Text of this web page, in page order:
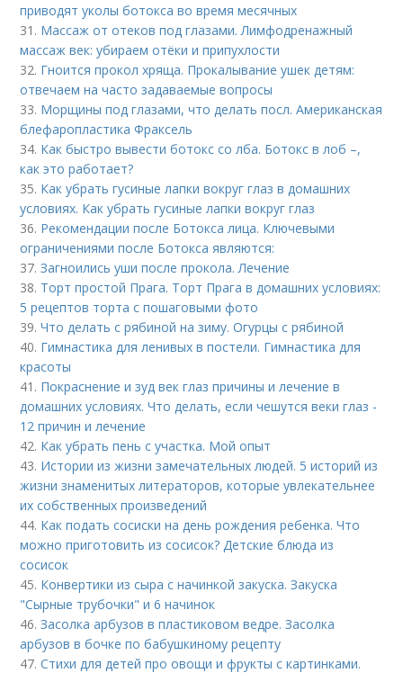
приводят уколы ботокса во время месячных
31. Массаж от отеков под глазами. Лимфодренажный
массаж век: убираем отёки и припухлости
32. Гноится прокол хряща. Прокалывание ушек детям:
отвечаем на часто задаваемые вопросы
33. Морщины под глазами, что делать посл. Американская
блефаропластика Фраксель
34. Как быстро вывести ботокс со лба. Ботокс в лоб –,
как это работает?
35. Как убрать гусиные лапки вокруг глаз в домашних
условиях. Как убрать гусиные лапки вокруг глаз
36. Рекомендации после Ботокса лица. Ключевыми
ограничениями после Ботокса являются:
37.Загноились уши после прокола. Лечение
38. Торт простой Прага. Торт Прага в домашних условиях:
5 рецептов торта с пошаговыми фото
39.Что делать с рябиной на зиму. Огурцы с рябиной
40. Гимнастика для ленивых в постели. Гимнастика для
красоты
41. Покраснение и зуд век глаз причины и лечение в
домашних условиях. Что делать, если чешутся веки глаз -
12 причин и лечение
42. Как убрать пень с участка. Мой опыт
43. Истории из жизни замечательных людей. 5 историй из
жизни знаменитых литераторов, которые увлекательнее
их собственных произведений
44. Как подать сосиски на день рождения ребенка. Что
можно приготовить из сосисок? Детские блюда из
сосисок
45. Конвертики из сыра с начинкой закуска. Закуска
"Сырные трубочки" и 6 начинок
46.Засолка арбузов в пластиковом ведре. Засолка
арбузов в бочке по бабушкиному рецепту
47.Стихи для детей про овощи и фрукты с картинками.